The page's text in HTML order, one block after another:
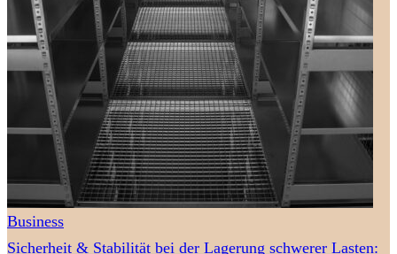
Business
Sicherheit & Stabilität bei der Lagerung schwerer Lasten: